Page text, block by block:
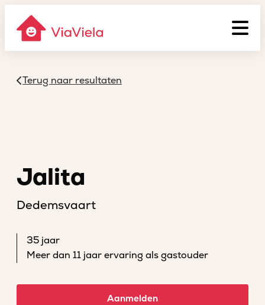
Terug naar resultaten
Jalita
Dedemsvaart
35 jaar
Meer dan 11 jaar ervaring als gastouder
Aanmelden